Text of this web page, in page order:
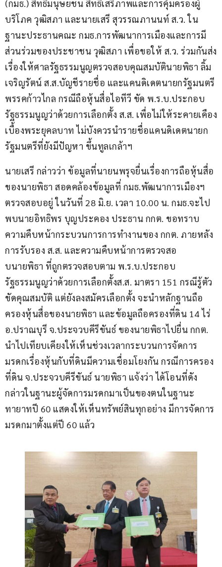
(กมธ.) สิทธิมนุษยชน สิทธิเสรีภาพและการคุ้มครองผู้
บริโภค วุฒิสภา และนายเสรี สุวรรณภานนท์ ส.ว. ใน
ฐานะประธานคณะ กมธ.การพัฒนาการเมืองและการมี
ส่วนร่วมของประชาชน วุฒิสภา เพื่อขอให้ ส.ว. ร่วมกันส่ง
เรื่องให้ศาลรัฐธรรมนูญตรวจสอบคุณสมบัตินายพิธา ลิ้ม
เจริญรัตน์ ส.ส.บัญชีรายชื่อ และแคนดิเดตนายกรัฐมนตรี
พรรคก้าวไกล กรณีถือหุ้นสื่อไอทีวี ขัด พ.ร.บ.ประกอบ
รัฐธรรมนูญว่าด้วยการเลือกตั้ง ส.ส. เพื่อไม่ให้ระคายเคือง
เบื้องพระยุคลบาท ไม่บังควรนำรายชื่อแคนดิเดตนายก
รัฐมนตรีที่ยังมีปัญหา ขึ้นทูลเกล้าฯ
นายเสรี กล่าวว่า ข้อมูลที่นายนพรุจยื่นเรื่องการถือหุ้นสื่อ
ของนายพิธา สอดคล้องข้อมูลที่ กมธ.พัฒนาการเมืองฯ
ตรวจสอบอยู่ ในวันที่ 28 มิ.ย. เวลา 10.00 น. กมธ.จะไป
พบนายอิทธิพร บุญประคอง ประธาน กกต. ขอทราบ
ความคืบหน้ากระบวนการการทำงานของ กกต. ภายหลัง
การรับรอง ส.ส. และความคืบหน้าการตรวจสอ
บนายพิธา ที่ถูกตรวจสอบตาม พ.ร.บ.ประกอบ
รัฐธรรมนูญว่าด้วยการเลือกตั้งส.ส. มาตรา 151 กรณีรู้ตัว
ขัดคุณสมบัติ แต่ยังลงสมัครเลือกตั้ง จะนำหลักฐานถือ
ครองหุ้นสื่อของนายพิธา และข้อมูลถือครองที่ดิน 14 ไร่
อ.ปราณบุรี จ.ประจวบคีรีขันธ์ ของนายพิธาไปยื่น กกต.
นำไปเทียบเคียงให้เห็นช่วงเวลากระบวนการจัดการ
มรดกเรื่องหุ้นกับที่ดินมีความเชื่อมโยงกัน กรณีการครอง
ที่ดิน จ.ประจวบคีรีขันธ์ นายพิธา แจ้งว่า ได้โอนที่ดัง
กล่าวในฐานะผู้จัดการมรดกมาเป็นของตนในฐานะ
ทายาทปี 60 แสดงให้เห็นทรัพย์สินทุกอย่าง มีการจัดการ
มรดกมาตั้งแต่ปี 60 แล้ว